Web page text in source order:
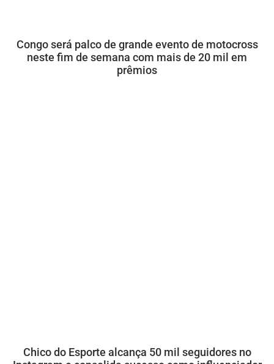
Congo será palco de grande evento de motocross
neste fim de semana com mais de 20 mil em
prêmios
Chico do Esporte alcança 50 mil seguidores no